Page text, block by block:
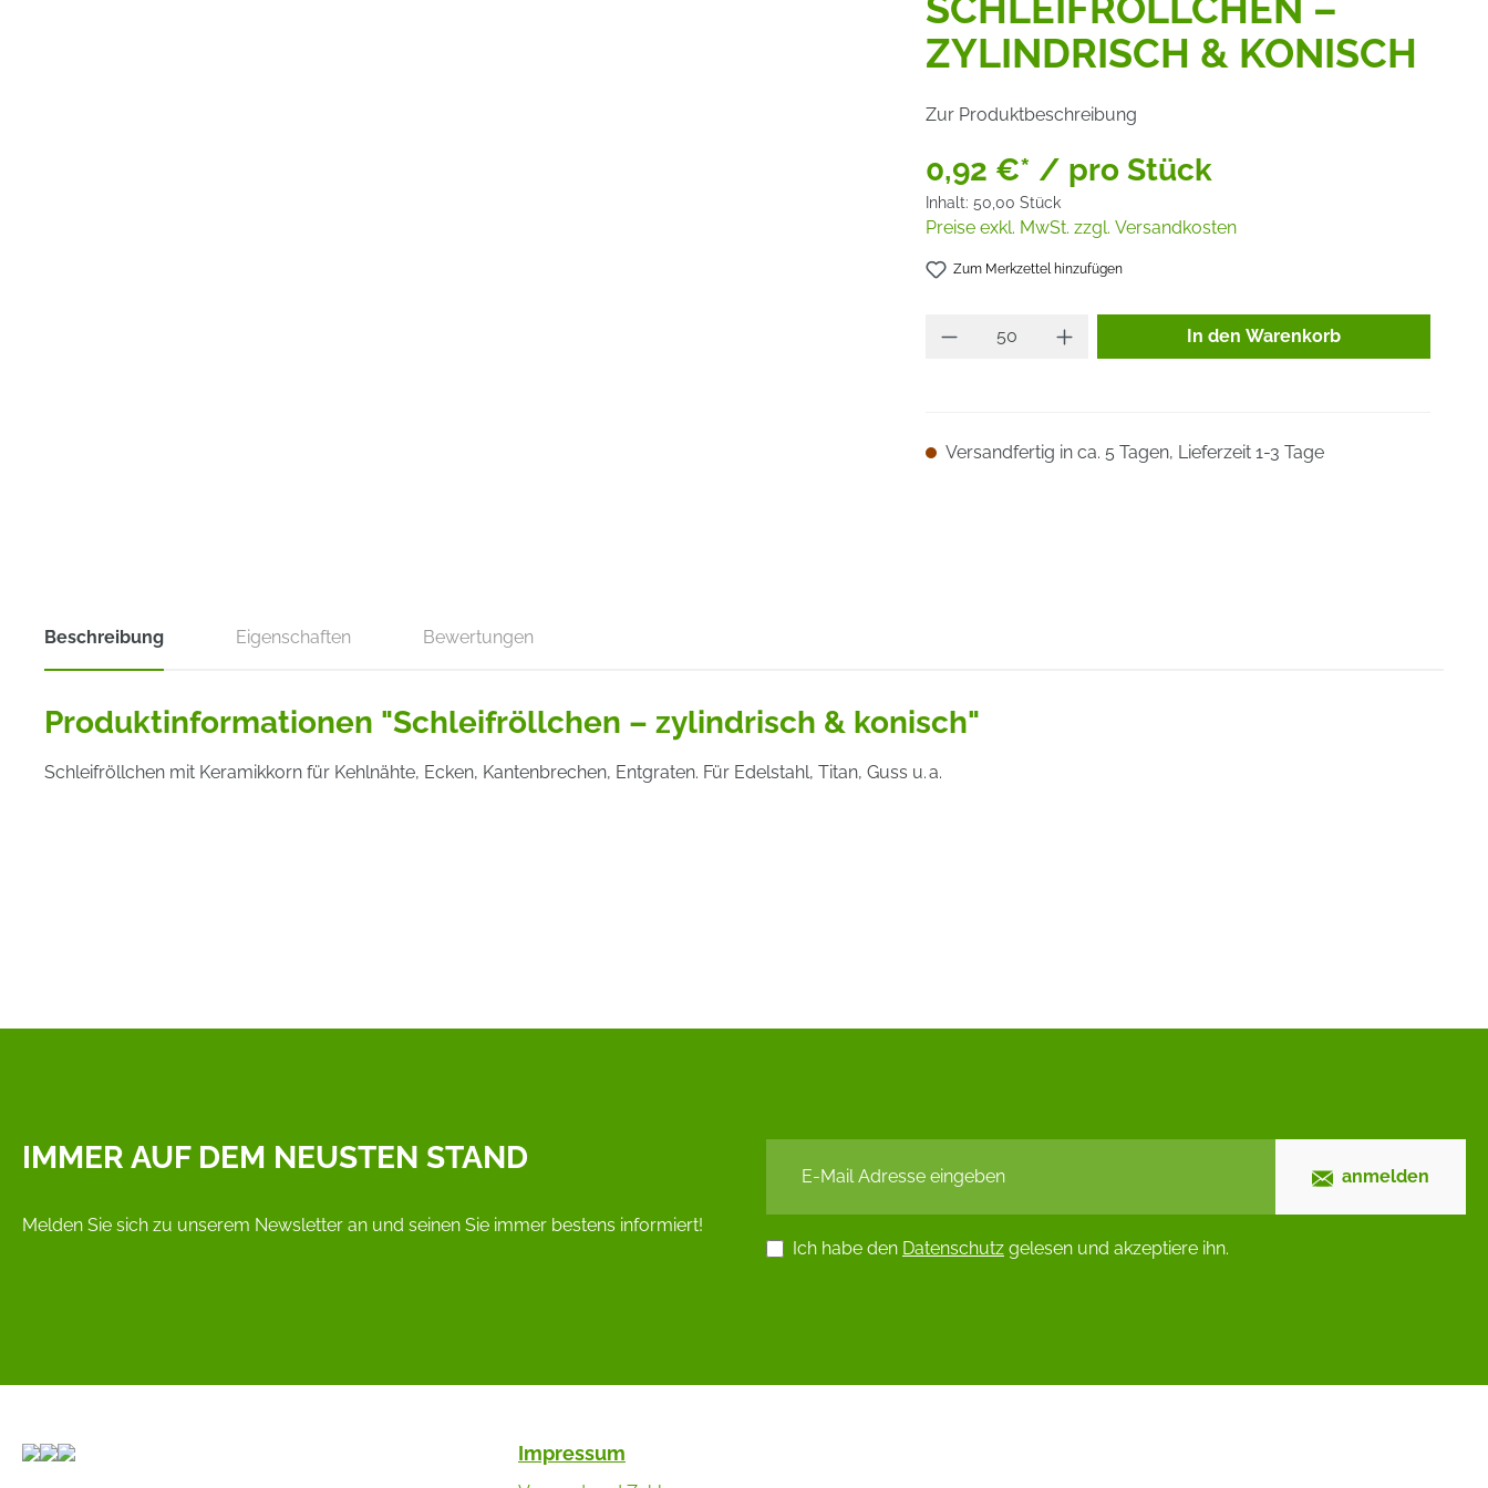
ZYLINDRISCH & KONISCH
Zur Produktbeschreibung
0,92 €* / pro Stück
Inhalt: 50,00 Stück
Preise exkl. MwSt. zzgl. Versandkosten
Zum Merkzettel hinzufügen
Produkt Anzahl: Gib den
In den Warenkorb
Versandfertig in ca. 5 Tagen, Lieferzeit 1-3 Tage
Beschreibung Eigenschaften Bewertungen
Produktinformationen "Schleifröllchen – zylindrisch & konisch"
Schleifröllchen mit Keramikkorn für Kehlnähte, Ecken, Kantenbrechen, Entgraten. Für Edelstahl, Titan, Guss u. a.
IMMER AUF DEM NEUSTEN STAND
Melden Sie sich zu unserem Newsletter an und seinen Sie immer bestens informiert!
anmelden
Ich habe den Datenschutz gelesen und akzeptiere ihn.
Impressum